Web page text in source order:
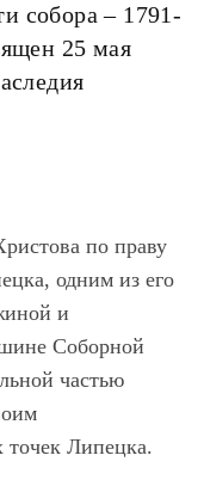
собора – 1791-
25 мая
по праву
одним из его
и
Соборной
частью
точек Липецка.